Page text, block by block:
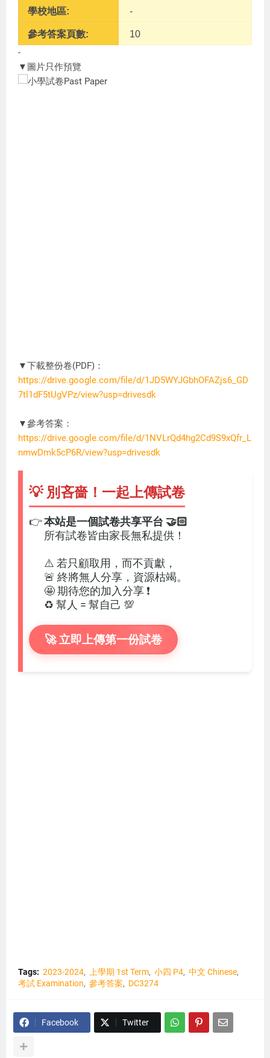
學校地區: -
參考答案頁數: 10
-
▼圖片只作預覽
▼下載整份卷(PDF)：
https://drive.google.com/file/d/1JD5WYJGbhOFAZjs6_GD
7tl1dF5tUgVPz/view?usp=drivesdk
▼參考答案：
https://drive.google.com/file/d/1NVLrQd4hg2Cd9S9xQfr_L
nmwDmk5cP6R/view?usp=drivesdk
💡 別吝嗇！一起上傳試卷
本站是一個試卷共享平台 🤝🏻
👉
所有試卷皆由家長無私提供！
⚠️ 若只顧取用，而不貢獻，
🚨 終將無人分享，資源枯竭。
🤩 期待您的加入分享 ❗
♻️ 幫人 = 幫自己 💯
🚀 立即上傳第一份試卷
Tags: 2023-2024 上學期 1st Term 小四 P4 中文 Chinese
考試 Examination
參考答案 DC3274
Facebook Twitter